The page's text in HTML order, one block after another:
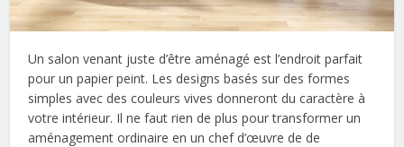
Un salon venant juste d’être aménagé est l’endroit parfait
pour un papier peint. Les designs basés sur des formes
simples avec des couleurs vives donneront du caractère à
votre intérieur. Il ne faut rien de plus pour transformer un
aménagement ordinaire en un chef d’œuvre de de